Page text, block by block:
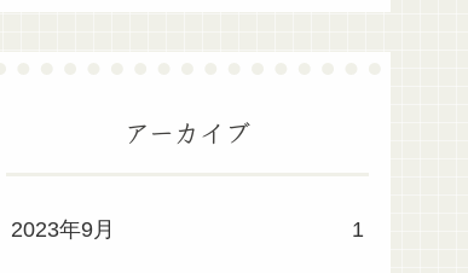
アーカイブ
2023年9月 1